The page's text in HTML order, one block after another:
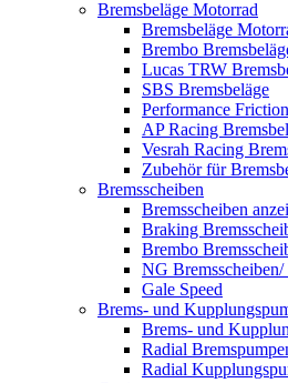
Bremsbeläge Motorrad
Bremsbeläge
Brembo
Lucas TRW
SBS Bremsbeläge
Performance
AP Racing
Vesrah Racing
Zubehör für
Bremsscheiben
Bremsscheiben
Braking
Brembo
NG
Gale Speed
Brems- und
Brems- und
Radial
Radial